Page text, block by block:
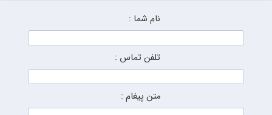
نام شما :
تلفن تماس :
متن پیغام :